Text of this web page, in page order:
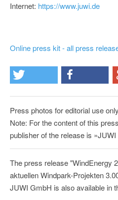
Internet: https://www.juwi.de
Online press kit - all press
Press photos for editorial use only
Note: For the content of this
publisher of the release is
The press release "WindEnergy
aktuellen Windpark-Projekten
JUWI GmbH is also available in